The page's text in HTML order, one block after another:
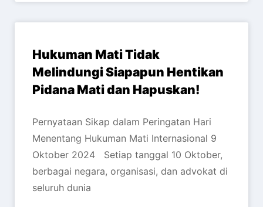
Hukuman Mati Tidak
Melindungi Siapapun Hentikan
Pidana Mati dan Hapuskan!
Pernyataan Sikap dalam Peringatan Hari
Menentang Hukuman Mati Internasional 9
Oktober 2024 Setiap tanggal 10 Oktober,
berbagai negara, organisasi, dan advokat di
seluruh dunia